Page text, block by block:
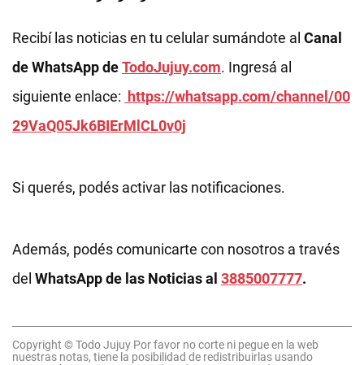
Recibí las noticias en tu celular sumándote al Canal
de WhatsApp deTodoJujuy.com. Ingresá al
siguiente enlace: https://whatsapp.com/channel/00
29VaQ05Jk6BIErMlCL0v0j
Si querés, podés activar las notificaciones.
Además, podés comunicarte con nosotros a través
del WhatsApp de las Noticias al 3885007777.
Copyright © Todo Jujuy Por favor no corte ni pegue en la web
nuestras notas, tiene la posibilidad de redistribuirlas usando